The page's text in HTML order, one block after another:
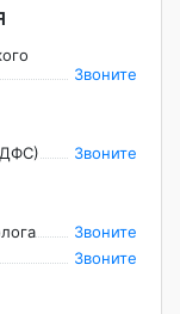
Звоните
Звоните
Звоните
Звоните